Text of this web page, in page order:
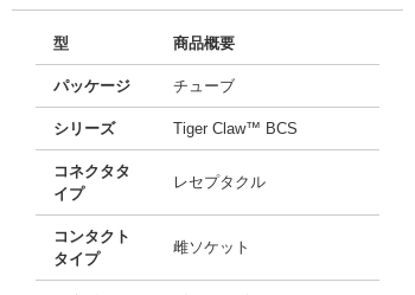
型 商品概要
パッケージ チューブ
シリーズ Tiger Claw™ BCS
コネクタタ
イプ
レセプタクル
コンタクト
タイプ
雌ソケット